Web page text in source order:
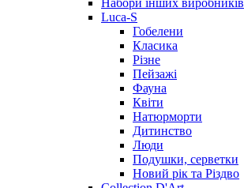
Luca-S
Гобелени
Класика
Різне
Пейзажі
Фауна
Квіти
Натюрморти
Дитинство
Люди
Подушки, серветки
Новий рік та Різдво